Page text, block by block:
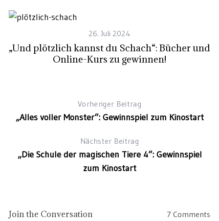
26. Juli 2024
„Und plötzlich kannst du Schach“: Bücher und
Online-Kurs zu gewinnen!
Vorheriger Beitrag
„Alles voller Monster“: Gewinnspiel zum Kinostart
Nächster Beitrag
„Die Schule der magischen Tiere 4“: Gewinnspiel
zum Kinostart
Join the Conversation 7 Comments